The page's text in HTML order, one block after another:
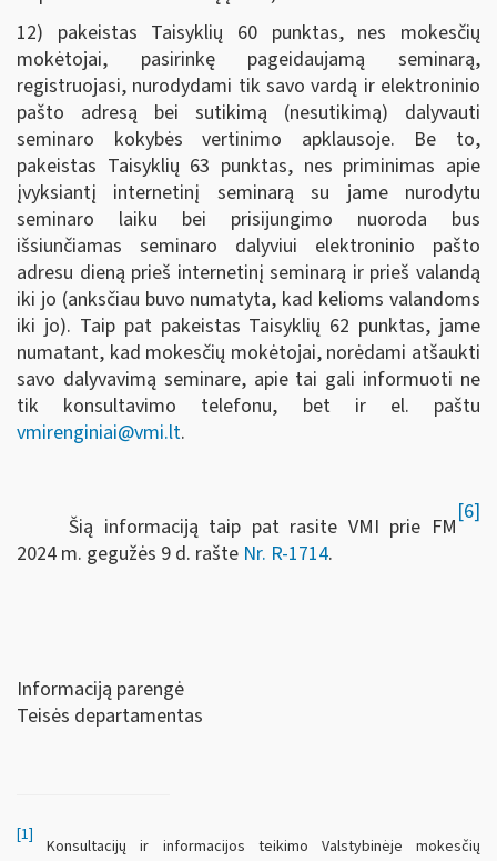
12) pakeistas Taisyklių 60 punktas, nes mokesčių
mokėtojai, pasirinkę pageidaujamą seminarą,
registruojasi, nurodydami tik savo vardą ir elektroninio
pašto adresą bei sutikimą (nesutikimą) dalyvauti
seminaro kokybės vertinimo apklausoje. Be to,
pakeistas Taisyklių 63 punktas, nes priminimas apie
įvyksiantį internetinį seminarą su jame nurodytu
seminaro laiku bei prisijungimo nuoroda bus
išsiunčiamas seminaro dalyviui elektroninio pašto
adresu dieną prieš internetinį seminarą ir prieš valandą
iki jo (anksčiau buvo numatyta, kad kelioms valandoms
iki jo). Taip pat pakeistas Taisyklių 62 punktas, jame
numatant, kad mokesčių mokėtojai, norėdami atšaukti
savo dalyvavimą seminare, apie tai gali informuoti ne
tik konsultavimo telefonu, bet ir el. paštu
vmirenginiai@vmi.lt.
Šią informaciją taip pat rasite VMI prie FM
[6]
2024 m. gegužės 9 d. rašte Nr. R-1714.
Informaciją parengė
Teisės departamentas
[1]
Konsultacijų ir informacijos teikimo Valstybinėje mokesčių